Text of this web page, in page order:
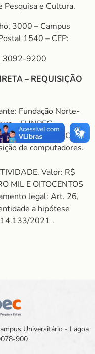
Pesquisa e Cultura.
3000 – Campus
1540 – CEP:
3092-9200
– REQUISIÇÃO
Fundação Norte-
– FUNPEC.
TECNOLOGICAS E
de computadores.
Valor: R$
MIL E OITOCENTOS
legal: Art. 26,
a hipótese
2021 .
Universitário - Lagoa
900